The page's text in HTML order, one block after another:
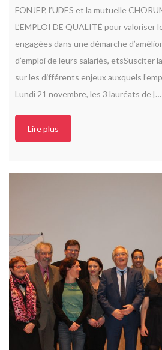
FONJEP, l’UDES et la mutuelle
L’EMPLOI DE QUALITÉ pour valoriser
engagées dans une démarche
d’emploi de leurs salariés, etsSusciter
sur les différents enjeux auxquels
Lundi 21 novembre, les 3 lauréats de
Lire plus